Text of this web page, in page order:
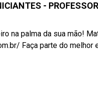
-
na palma da sua mão!
Faça parte do melhor